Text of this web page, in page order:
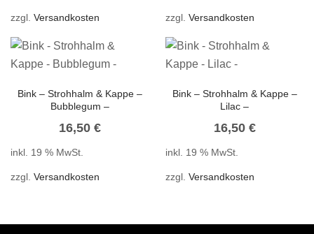
zzgl. Versandkosten zzgl. Versandkosten
Bink – Strohhalm & Kappe –
Bubblegum –
16,50 €
inkl. 19 % MwSt.
zzgl. Versandkosten
Bink – Strohhalm & Kappe –
Lilac –
16,50 €
inkl. 19 % MwSt.
zzgl. Versandkosten